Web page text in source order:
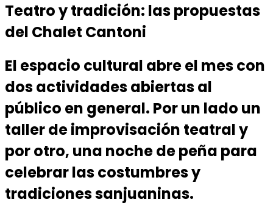
Teatro y tradición: las propuestas
del Chalet Cantoni
El espacio cultural abre el mes con
dos actividades abiertas al
público en general. Por un lado un
taller de improvisación teatral y
por otro, una noche de peña para
celebrar las costumbres y
tradiciones sanjuaninas.